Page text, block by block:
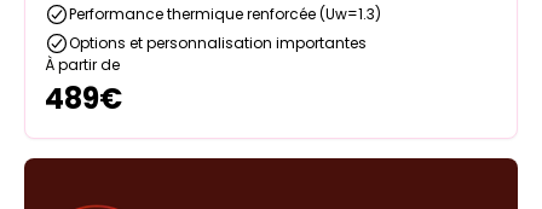
Performance thermique renforcée (Uw=1.3)
Options et personnalisation importantes
À partir de
489€